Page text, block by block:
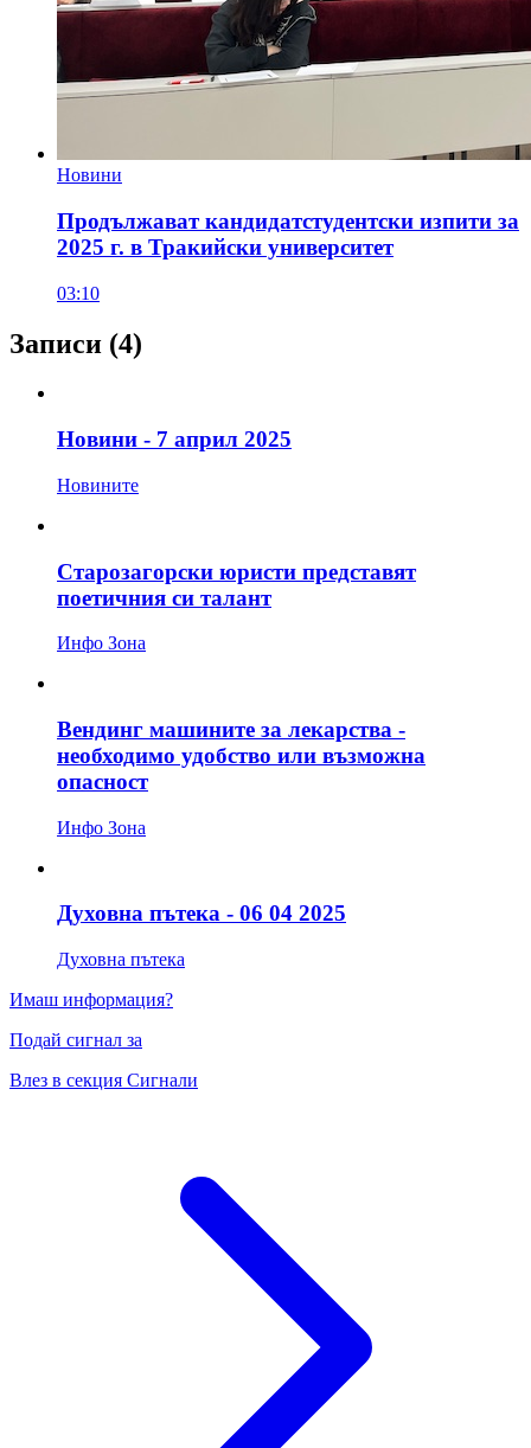
Новини
Продължават кандидатстудентски изпити за
2025 г. в Тракийски университет
03:10
Записи (4)
Новини - 7 април 2025
Новините
Старозагорски юристи представят
поетичния си талант
Инфо Зона
Вендинг машините за лекарства -
необходимо удобство или възможна
опасност
Инфо Зона
Духовна пътека - 06 04 2025
Духовна пътека
Имаш информация?
Подай сигнал за
Влез в секция Сигнали